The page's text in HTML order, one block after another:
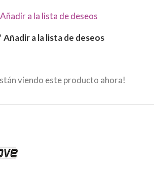
Añadir a la lista de deseos
Añadir a la lista de deseos
viendo este producto ahora!